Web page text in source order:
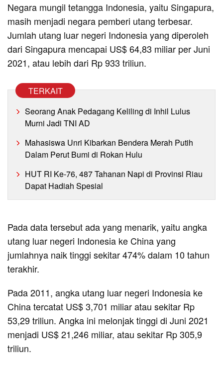
Negara mungil tetangga Indonesia, yaitu Singapura,
masih menjadi negara pemberi utang terbesar.
Jumlah utang luar negeri Indonesia yang diperoleh
dari Singapura mencapai US$ 64,83 miliar per Juni
2021, atau lebih dari Rp 933 triliun.
TERKAIT
Seorang Anak Pedagang Keliling di Inhil Lulus
Murni Jadi TNI AD
Mahasiswa Unri Kibarkan Bendera Merah Putih
Dalam Perut Bumi di Rokan Hulu
HUT RI Ke-76, 487 Tahanan Napi di Provinsi Riau
Dapat Hadiah Spesial
Pada data tersebut ada yang menarik, yaitu angka
utang luar negeri Indonesia ke China yang
jumlahnya naik tinggi sekitar 474% dalam 10 tahun
terakhir.
Pada 2011, angka utang luar negeri Indonesia ke
China tercatat US$ 3,701 miliar atau sekitar Rp
53,29 triliun. Angka ini melonjak tinggi di Juni 2021
menjadi US$ 21,246 miliar, atau sekitar Rp 305,9
triliun.